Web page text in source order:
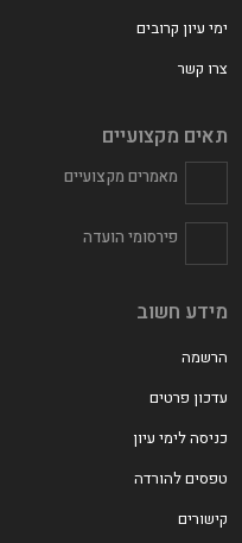
ימי עיון קרובים
צרו קשר
תאים מקצועיים
מאמרים מקצועיים
פירסומי הועדה
מידע חשוב
הרשמה
עדכון פרטים
כניסה לימי עיון
טפסים להורדה
קישורים